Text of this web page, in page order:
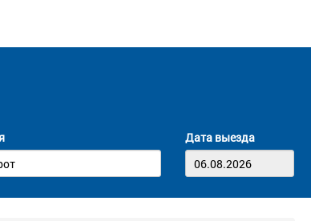
Дата выезда